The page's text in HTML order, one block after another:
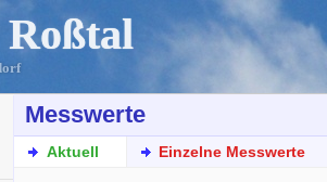
Messwerte
Aktuell Einzelne Messwerte